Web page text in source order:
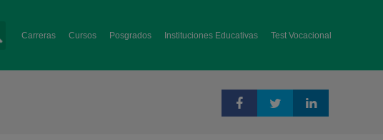
Carreras Cursos Posgrados Instituciones Educativas Test Vocacional